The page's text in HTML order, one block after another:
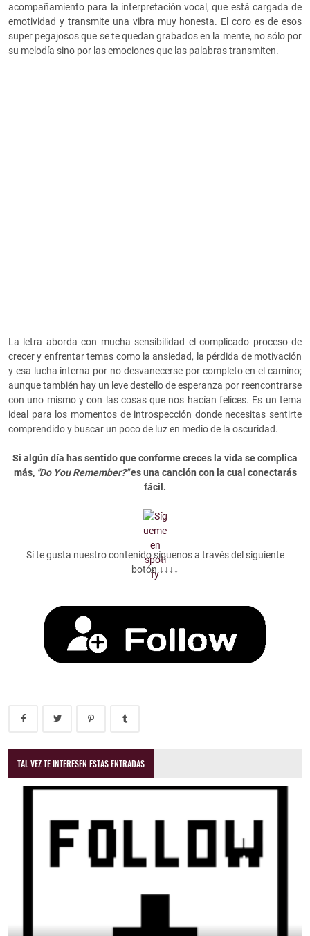
acompañamiento para la interpretación vocal, que está cargada de
emotividad y transmite una vibra muy honesta. El coro es de esos
super pegajosos que se te quedan grabados en la mente, no sólo por
su melodía sino por las emociones que las palabras transmiten.
La letra aborda con mucha sensibilidad el complicado proceso de
crecer y enfrentar temas como la ansiedad, la pérdida de motivación
y esa lucha interna por no desvanecerse por completo en el camino;
aunque también hay un leve destello de esperanza por reencontrarse
con uno mismo y con las cosas que nos hacían felices. Es un tema
ideal para los momentos de introspección donde necesitas sentirte
comprendido y buscar un poco de luz en medio de la oscuridad.
Si algún día has sentido que conforme creces la vida se complica
más, "Do You Remember?"es una canción con la cual conectarás
fácil.
Sí te gusta nuestro contenido síguenos a través del siguiente
botón ↓↓↓↓
TAL VEZ TE INTERESEN ESTAS ENTRADAS